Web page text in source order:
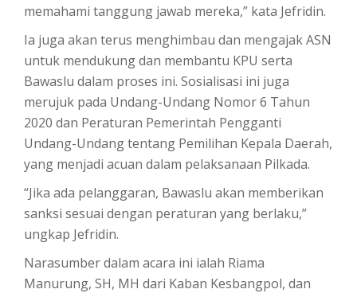
memahami tanggung jawab mereka,” kata Jefridin.
Ia juga akan terus menghimbau dan mengajak ASN
untuk mendukung dan membantu KPU serta
Bawaslu dalam proses ini. Sosialisasi ini juga
merujuk pada Undang-Undang Nomor 6 Tahun
2020 dan Peraturan Pemerintah Pengganti
Undang-Undang tentang Pemilihan Kepala Daerah,
yang menjadi acuan dalam pelaksanaan Pilkada.
“Jika ada pelanggaran, Bawaslu akan memberikan
sanksi sesuai dengan peraturan yang berlaku,”
ungkap Jefridin.
Narasumber dalam acara ini ialah Riama
Manurung, SH, MH dari Kaban Kesbangpol, dan